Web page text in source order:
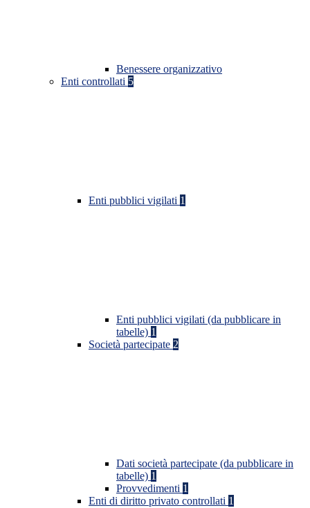
Benessere organizzativo
Enti controllati 5
Enti pubblici vigilati 1
Enti pubblici vigilati (da pubblicare in
tabelle) 1
Società partecipate 2
Dati società partecipate (da pubblicare in
tabelle) 1
Provvedimenti 1
Enti di diritto privato controllati 1